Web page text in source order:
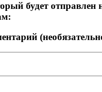
будет